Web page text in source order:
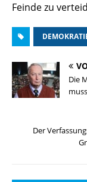
Feinde zu
Die
Der